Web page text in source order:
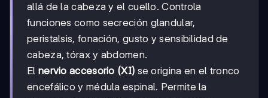
allá de la cabeza y el cuello. Controla
funciones como secreción glandular,
peristalsis, fonación, gusto y sensibilidad de
cabeza, tórax y abdomen.
El nervio accesorio (XI) se origina en el tronco
encefálico y médula espinal. Permite la